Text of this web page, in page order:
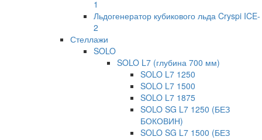
1
Льдогенератор кубикового льда Cryspi ICE-
2
Стеллажи
SOLO
SOLO L7 (глубина 700 мм)
SOLO L7 1250
SOLO L7 1500
SOLO L7 1875
SOLO SG L7 1250 (БЕЗ
БОКОВИН)
SOLO SG L7 1500 (БЕЗ